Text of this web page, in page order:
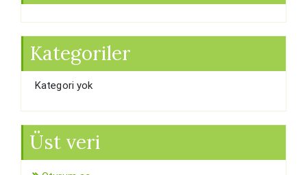
Kategoriler
Kategori yok
Üst veri